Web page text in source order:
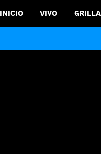
INICIO VIVO GRILLA